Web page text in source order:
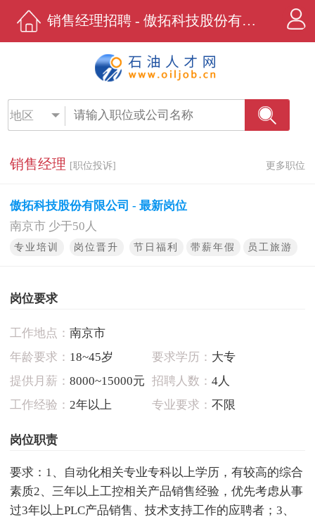
销售经理招聘 - 傲拓科技股份有限公司 - 石油人才网
地区
销售经理 [职位投诉] 更多职位
傲拓科技股份有限公司 - 最新岗位
南京市 少于50人
专业培训 岗位晋升 节日福利 带薪年假 员工旅游
岗位要求
工作地点： 南京市
年龄要求： 18~45岁 要求学历： 大专
提供月薪： 8000~15000元 招聘人数： 4人
工作经验： 2年以上 专业要求： 不限
岗位职责
要求：1、自动化相关专业专科以上学历，有较高的综合
素质2、三年以上工控相关产品销售经验，优先考虑从事
过3年以上PLC产品销售、技术支持工作的应聘者；3、